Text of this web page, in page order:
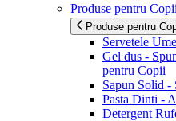
Produse pentru Copii
Produse pentru
Servetele
Gel dus -
pentru Copii
Sapun Solid -
Pasta Dinti -
Detergent